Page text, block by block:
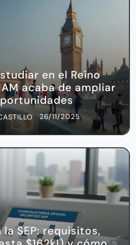
en el Reino
acaba de ampliar
26/11/2025
la SEP: requisitos,